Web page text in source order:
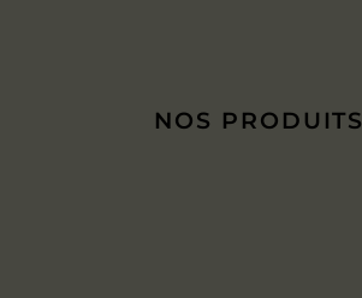
NOS PRODUITS